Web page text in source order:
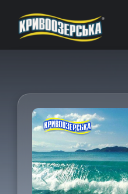
ㅤПродукція
ㅤПро компанію